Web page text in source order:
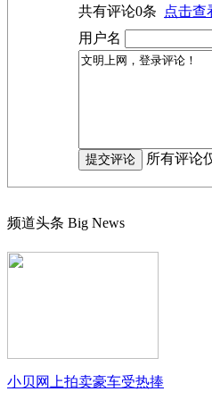
共有评论0条
点击查
用户名
所有评论
频道头条 Big News
小贝网上拍卖豪车受热捧